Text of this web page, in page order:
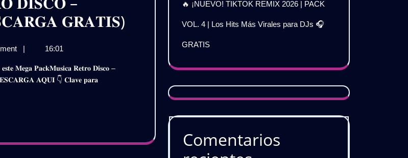
𝐆𝐑𝐀𝐓𝐈𝐒)
𝐌𝐔𝐒𝐈𝐂𝐀
𝐑𝐄𝐓𝐑𝐎
𝐃𝐈𝐒𝐂𝐎
𝐄𝐗𝐓𝐄𝐍𝐃𝐄𝐃
𝟐𝟎𝟐𝟑
| 16:01
𝐀𝐐𝐔𝐈 👇 𝐂𝐥𝐚𝐯𝐞 𝐩𝐚𝐫𝐚
🔥 ¡NUEVO! TIKTOK REMIX 2026 | PACK
VOL. 4 | Los Hits Más Virales para DJs 🎧
GRATIS
Comentarios